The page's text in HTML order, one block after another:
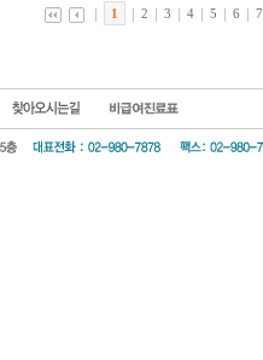
1 2 3 4 5 6 7
찾아오시는길 비급여진료표